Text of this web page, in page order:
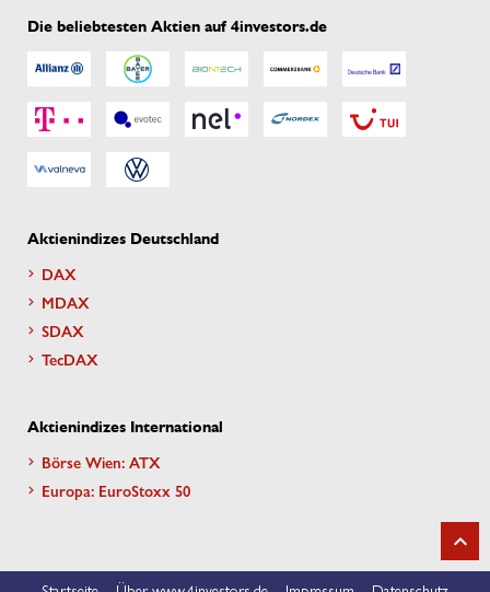
Die beliebtesten Aktien auf 4investors.de
Aktienindizes Deutschland
DAX
MDAX
SDAX
TecDAX
Aktienindizes International
Börse Wien: ATX
Europa: EuroStoxx 50